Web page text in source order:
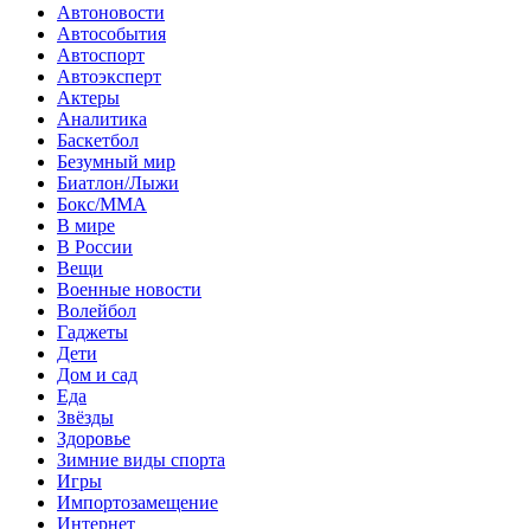
Автоновости
Автособытия
Автоспорт
Автоэксперт
Актеры
Аналитика
Баскетбол
Безумный мир
Биатлон/Лыжи
Бокс/MMA
В мире
В России
Вещи
Военные новости
Волейбол
Гаджеты
Дети
Дом и сад
Еда
Звёзды
Здоровье
Зимние виды спорта
Игры
Импортозамещение
Интернет